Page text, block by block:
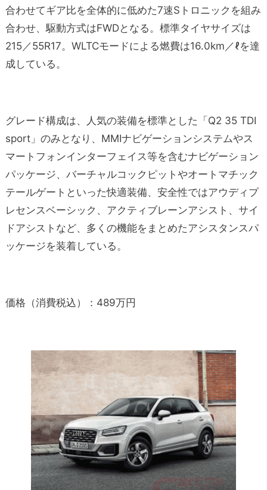
合わせてギア比を全体的に低めた7速Sトロニックを組み
合わせ、駆動方式はFWDとなる。標準タイヤサイズは
215／55R17。WLTCモードによる燃費は16.0km／ℓを達
成している。
グレード構成は、人気の装備を標準とした「Q2 35 TDI
sport」のみとなり、MMIナビゲーションシステムやス
マートフォンインターフェイス等を含むナビゲーション
パッケージ、バーチャルコックピットやオートマチック
テールゲートといった快適装備、安全性ではアウディプ
レセンスベーシック、アクティブレーンアシスト、サイ
ドアシストなど、多くの機能をまとめたアシスタンスパ
ッケージを装着している。
価格（消費税込）：489万円